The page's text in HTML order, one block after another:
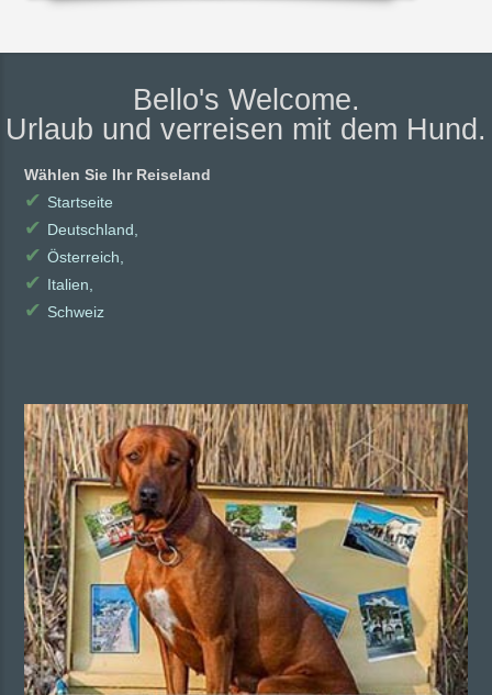
Bello's Welcome.
Urlaub und verreisen mit dem Hund.
Wählen Sie Ihr Reiseland
✔ Startseite
✔ Deutschland,
✔Österreich,
✔ Italien,
✔ Schweiz